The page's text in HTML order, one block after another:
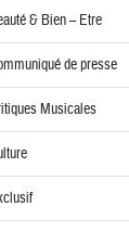
& Bien – Etre
de presse
Musicales